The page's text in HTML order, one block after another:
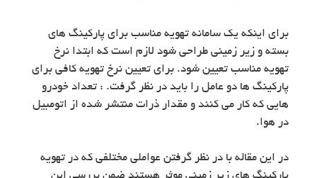
برای اینکه یک سامانه تهویه مناسب برای پارکینگ های
بسته و زیر زمینی طراحی شود لازم است که ابتدا نرخ
تهویه مناسب تعیین شود. برای تعیین نرخ تهویه کافی برای
پارکینگ ها دو عامل را باید در نظر گرفت. : تعداد خودرو
هایی که کار می کنند و مقدار ذرات منتشر شده از اتومبیل
در هوا.
در این مقاله با در نظر گرفتن عواملی مختلفی که در تهویه